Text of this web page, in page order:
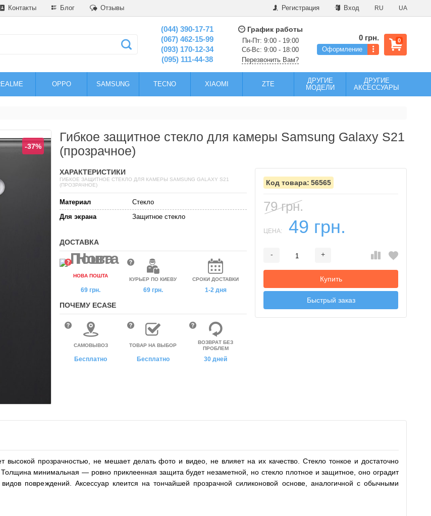
Контакты Блог Отзывы Регистрация Вход RU UA
(044) 390-17-71
(067) 462-15-99
(093) 170-12-34
(095) 111-44-38
График работы
Пн-Пт: 9:00 - 19:00
Сб-Вс: 9:00 - 18:00
Перезвонить Вам?
0
0 грн.
Оформление
OPPO SAMSUNG TECNO XIAOMI ZTE
ДРУГИЕ
МОДЕЛИ
ДРУГИЕ
АКСЕССУАРЫ
-37%
Гибкое защитное стекло для камеры Samsung Galaxy S21
(прозрачное)
56565
79 грн.
ЦЕНА: 49 грн.
- +
Купить
Быстрый заказ
ХАРАКТЕРИСТИКИ
ГИБКОЕ ЗАЩИТНОЕ СТЕКЛО ДЛЯ КАМЕРЫ SAMSUNG GALAXY S21
(ПРОЗРАЧНОЕ)
Материал
Стекло
Для экрана
Защитное стекло
ДОСТАВКА
НОВА ПОШТА
69 грн.
КУРЬЕР ПО КИЕВУ
69 грн.
СРОКИ ДОСТАВКИ
1-2 дня
ПОЧЕМУ ECASE
САМОВЫВОЗ
Бесплатно
ТОВАР НА ВЫБОР
Бесплатно
ВОЗВРАТ БЕЗ
ПРОБЛЕМ
30 дней
прозрачностью, не мешает делать фото и видео, не влияет на их качество. Стекло тонкое и достаточно
минимальная — ровно приклеенная защита будет незаметной, но стекло плотное и защитное, оно оградит
повреждений. Аксессуар клеится на тончайшей прозрачной силиконовой основе, аналогичной с обычными